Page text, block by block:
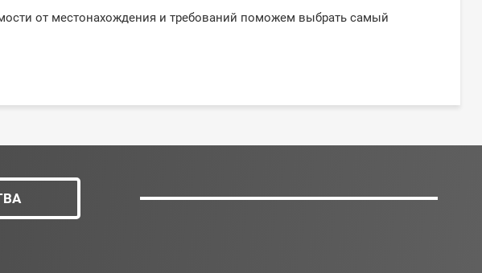
от местонахождения и требований поможем выбрать самый